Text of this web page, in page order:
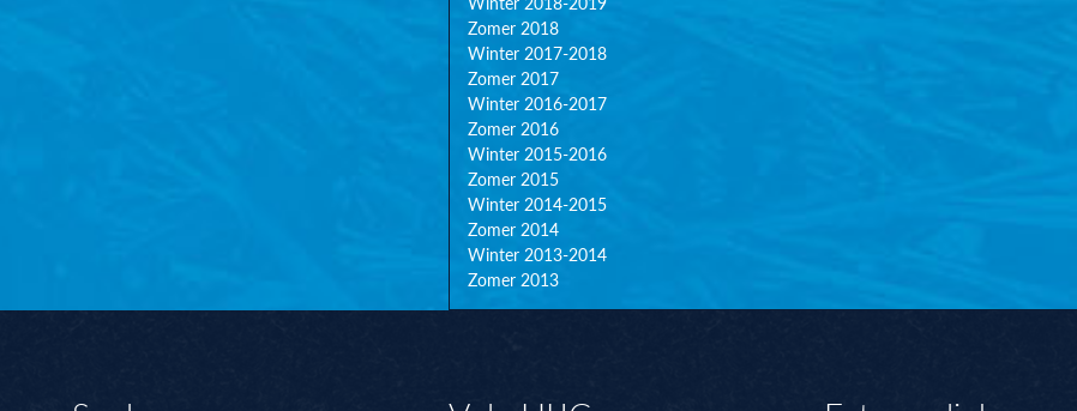
Zomer 2018
Winter 2017-2018
Zomer 2017
Winter 2016-2017
Zomer 2016
Winter 2015-2016
Zomer 2015
Winter 2014-2015
Zomer 2014
Winter 2013-2014
Zomer 2013